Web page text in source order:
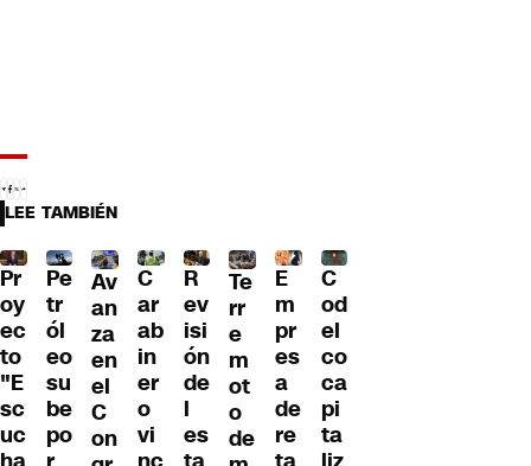
LEE TAMBIÉN
Pr
oy
ec
to
"E
sc
uc
Pe
tr
ól
eo
su
be
po
Av
an
za
en
el
C
on
C
ar
ab
in
er
o
vi
R
ev
isi
ón
de
l
es
Te
rr
e
m
ot
o
de
E
m
pr
es
a
de
re
C
od
el
co
ca
pi
ta